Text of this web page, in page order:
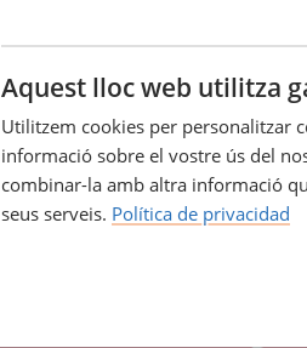
Aquest lloc web utilitza
Utilitzem cookies per personalitzar
informació sobre el vostre ús del
combinar-la amb altra informació
seus serveis. Política de privacidad